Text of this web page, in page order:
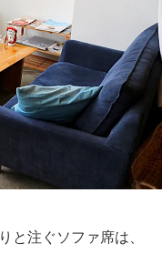
注ぐソファ席は、